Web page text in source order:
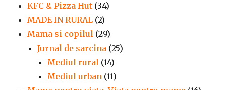
KFC & Pizza Hut (34)
MADE IN RURAL (2)
Mama si copilul (29)
Jurnal de sarcina (25)
Mediul rural (14)
Mediul urban (11)